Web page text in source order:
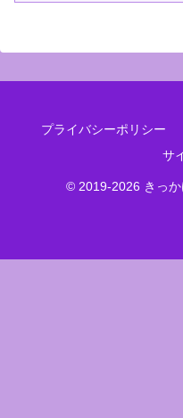
プライバシーポリシー
サ
© 2019-2026 きっか